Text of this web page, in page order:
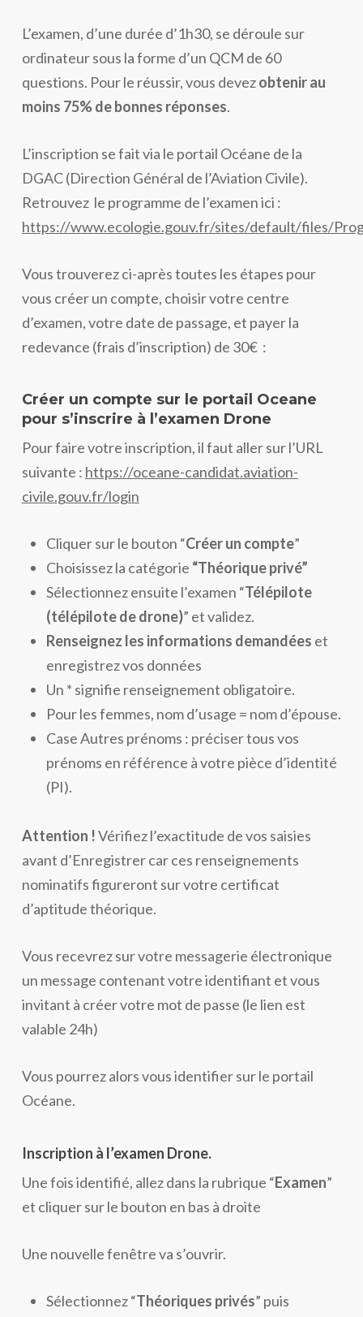
L’examen, d’une durée d’1h30, se déroule sur
ordinateur sous la forme d’un QCM de 60
questions. Pour le réussir, vous devezobtenir au
moins 75% de bonnes réponses.
L’inscription se fait via le portail Océane de la
DGAC (Direction Général de l’Aviation Civile).
Retrouvez le programme de l’examen ici :
https://www.ecologie.gouv.fr/sites/default/files/
Vous trouverez ci-après toutes les étapes pour
vous créer un compte, choisir votre centre
d’examen, votre date de passage, et payer la
redevance (frais d’inscription) de 30€ :
Créer un compte sur le portail Oceane
pour s’inscrire à l’examen Drone
Pour faire votre inscription, il faut aller sur l’URL
suivante : https://oceane-candidat.aviation-
civile.gouv.fr/login
Cliquer sur le bouton “Créer un compte”
Choisissez la catégorie “Théorique privé”
Sélectionnez ensuite l’examen “Télépilote
(télépilote de drone)” et validez.
Renseignez les informations demandées et
enregistrez vos données
Un * signifie renseignement obligatoire.
Pour les femmes, nom d’usage = nom d’épouse.
Case Autres prénoms : préciser tous vos
prénoms en référence à votre pièce d’identité
(PI).
Attention !Vérifiez l’exactitude de vos saisies
avant d’Enregistrer car ces renseignements
nominatifs figureront sur votre certificat
d’aptitude théorique.
Vous recevrez sur votre messagerie électronique
un message contenant votre identifiant et vous
invitant à créer votre mot de passe (le lien est
valable 24h)
Vous pourrez alors vous identifier sur le portail
Océane.
Inscription à l’examen Drone.
Une fois identifié, allez dans la rubrique “Examen”
et cliquer sur le bouton en bas à droite
Une nouvelle fenêtre va s’ouvrir.
Sélectionnez “Théoriques privés” puis